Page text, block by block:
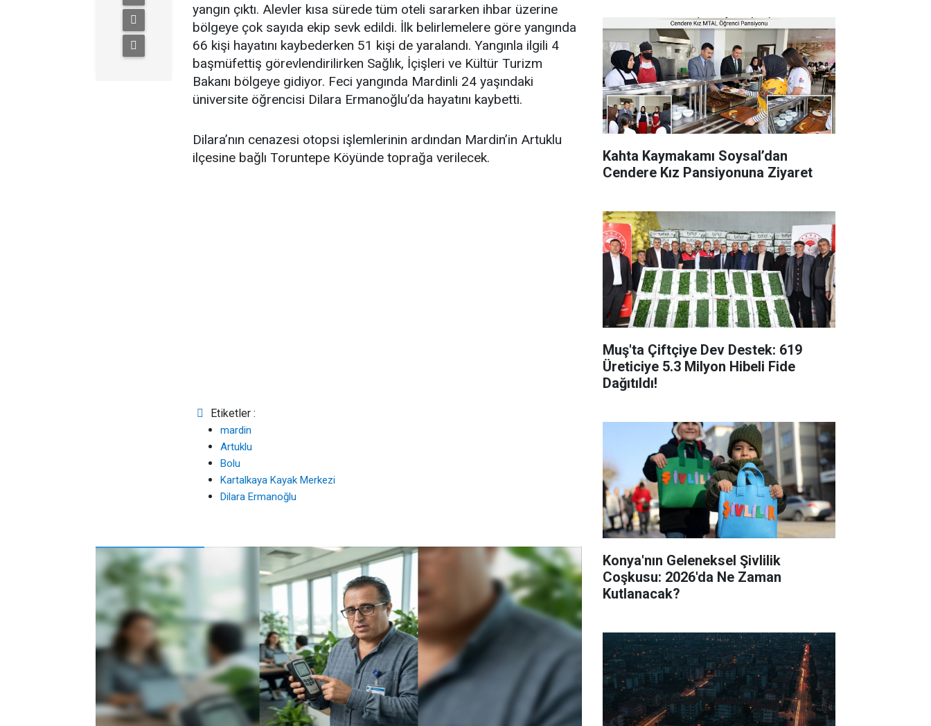
yangın çıktı. Alevler kısa sürede tüm oteli sararken ihbar üzerine
bölgeye çok sayıda ekip sevk edildi. İlk belirlemelere göre yangında
66 kişi hayatını kaybederken 51 kişi de yaralandı. Yangınla ilgili 4
başmüfettiş görevlendirilirken Sağlık, İçişleri ve Kültür Turizm
Bakanı bölgeye gidiyor. Feci yangında Mardinli 24 yaşındaki
üniversite öğrencisi Dilara Ermanoğlu’da hayatını kaybetti.
Dilara’nın cenazesi otopsi işlemlerinin ardından Mardin’in Artuklu
ilçesine bağlı Toruntepe Köyünde toprağa verilecek.
Etiketler :
mardin
Artuklu
Bolu
Kartalkaya Kayak Merkezi
Dilara Ermanoğlu
Kahta Kaymakamı Soysal’dan
Cendere Kız Pansiyonuna Ziyaret
Muş'ta Çiftçiye Dev Destek: 619
Üreticiye 5.3 Milyon Hibeli Fide
Dağıtıldı!
Konya'nın Geleneksel Şivlilik
Coşkusu: 2026'da Ne Zaman
Kutlanacak?